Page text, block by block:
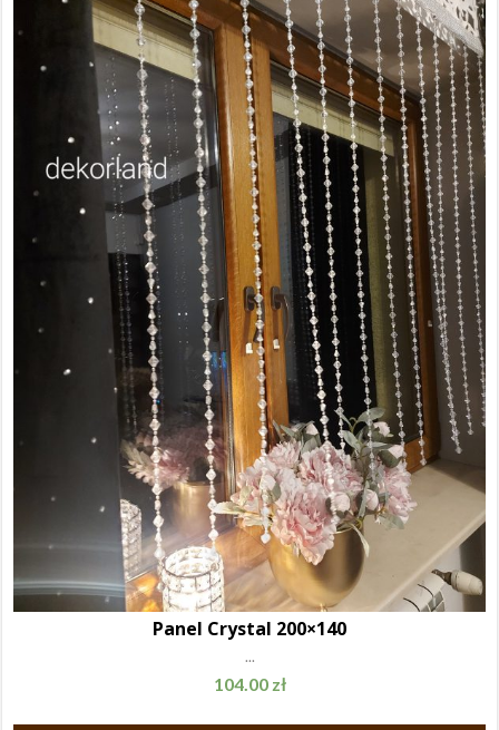
Panel Crystal 200×140
...
104.00 zł